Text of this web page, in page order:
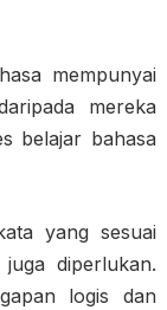
mempunyai
mereka
belajar bahasa
yang sesuai
diperlukan.
logis dan